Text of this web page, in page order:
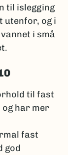
til islegging
utenfor, og i
i små
til fast
har mer
fast
god